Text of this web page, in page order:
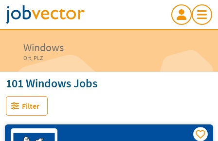
Windows
Ort, PLZ
101 Windows Jobs
Filter